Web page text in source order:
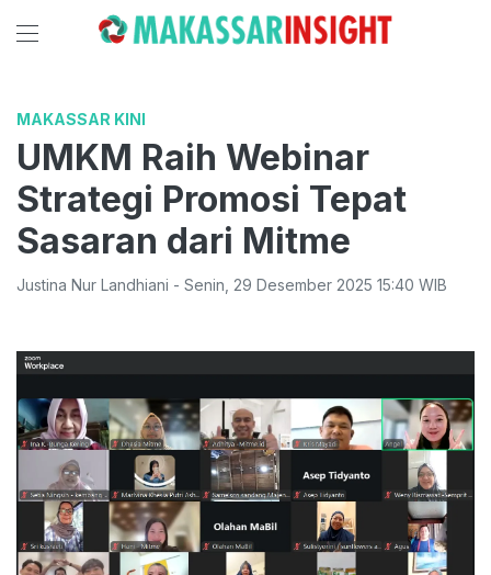
MAKASSAR KINI
UMKM Raih Webinar
Strategi Promosi Tepat
Sasaran dari Mitme
Justina Nur Landhiani - Senin 29 Desember 2025 15:40 WIB